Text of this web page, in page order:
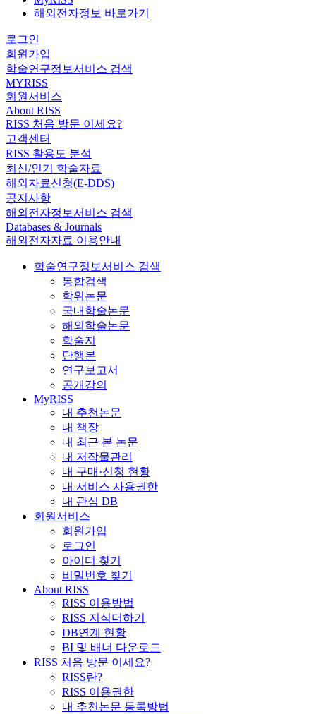
해외전자정보 바로가기
로그인
회원가입
학술연구정보서비스 검색
MYRISS
회원서비스
About RISS
RISS 처음 방문 이세요?
고객센터
RISS 활용도 분석
최신/인기 학술자료
해외자료신청(E-DDS)
공지사항
해외전자정보서비스 검색
Databases & Journals
해외전자자료 이용안내
학술연구정보서비스 검색
통합검색
학위논문
국내학술논문
해외학술논문
학술지
단행본
연구보고서
공개강의
MyRISS
내 추천논문
내 책장
내 최근 본 논문
내 저작물관리
내 구매·신청 현황
내 서비스 사용권한
내 관심 DB
회원서비스
회원가입
로그인
아이디 찾기
비밀번호 찾기
About RISS
RISS 이용방법
RISS 지식더하기
DB연계 현황
BI 및 배너 다운로드
RISS 처음 방문 이세요?
RISS란?
RISS 이용권한
내 추천논문 등록방법